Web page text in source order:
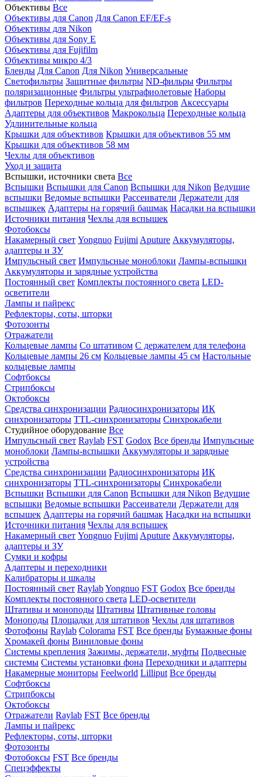
Объективы Все
Объективы для Canon Для Canon EF/EF-s
Объективы для Nikon
Объективы для Sony E
Объективы для Fujifilm
Объективы микро 4/3
Бленды Для Canon Для Nikon Универсальные
Светофильтры Защитные фильтры ND-фильры Фильтры
поляризационные Фильтры ультрафиолетовые Наборы
фильтров Переходные кольца для фильтров Аксессуары
Адаптеры для объективов Макрокольца Переходные кольца
Удлинительные кольца
Крышки для объективов Крышки для объективов 55 мм
Крышки для объективов 58 мм
Чехлы для объективов
Уход и защита
Вспышки, источники света Все
Вспышки Вспышки для Canon Вспышки для Nikon Ведущие
вспышки Ведомые вспышки Рассеиватели Держатели для
вспышкек Адаптеры на горячий башмак Насадки на вспышки
Источники питания Чехлы для вспышек
Фотобоксы
Накамерный свет Yongnuo Fujimi Aputure Аккумуляторы,
адаптеры и ЗУ
Импульсный свет Импульсные моноблоки Лампы-вспышки
Аккумуляторы и зарядные устройства
Постоянный свет Комплекты постоянного света LED-
осветители
Лампы и пайрекс
Рефлекторы, соты, шторки
Фотозонты
Отражатели
Кольцевые лампы Со штативом С держателем для телефона
Кольцевые лампы 26 см Кольцевые лампы 45 см Настольные
кольцевые лампы
Софтбоксы
Стрипбоксы
Октобоксы
Средства синхронизации Радиосинхронизаторы ИК
синхронизаторы TTL-синхронизаторы Синхрокабели
Студийное оборудование Все
Импульсный свет Raylab FST Godox Все бренды Импульсные
моноблоки Лампы-вспышки Аккумуляторы и зарядные
устройства
Средства синхронизации Радиосинхронизаторы ИК
синхронизаторы TTL-синхронизаторы Синхрокабели
Вспышки Вспышки для Canon Вспышки для Nikon Ведущие
вспышки Ведомые вспышки Рассеиватели Держатели для
вспышек Адаптеры на горячий башмак Насадки на вспышки
Источники питания Чехлы для вспышек
Накамерный свет Yongnuo Fujimi Aputure Аккумуляторы,
адаптеры и ЗУ
Сумки и кофры
Адаптеры и переходники
Калибраторы и шкалы
Постоянный свет RaylabYongnuo FST Godox Все бренды
Комплекты постоянного света LED-осветители
Штативы и моноподы Штативы Штативные головы
Моноподы Площадки для штативов Чехлы для штативов
Фотофоны Raylab Colorama FST Все бренды Бумажные фоны
Хромакей фоны Виниловые фоны
Системы крепления Зажимы, держатели, муфты Подвесные
системы Системы установки фона Переходники и адаптеры
Накамерные мониторы Feelworld Lilliput Все бренды
Софтбоксы
Стрипбоксы
Октобоксы
Отражатели Raylab FST Все бренды
Лампы и пайрекс
Рефлекторы, соты, шторки
Фотозонты
Фотобоксы FST Все бренды
Спецэффекты